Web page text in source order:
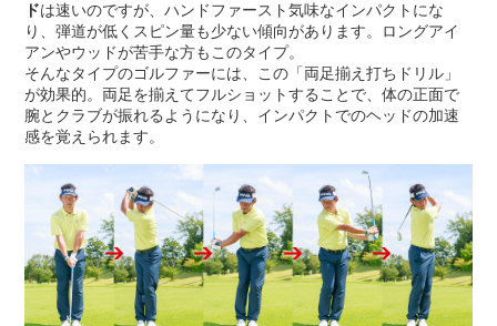
ドは速いのですが、ハンドファースト気味なインパクトにな
り、弾道が低くスピン量も少ない傾向があります。ロングアイ
アンやウッドが苦手な方もこのタイプ。
そんなタイプのゴルファーには、この「両足揃え打ちドリル」
が効果的。両足を揃えてフルショットすることで、体の正面で
腕とクラブが振れるようになり、インパクトでのヘッドの加速
感を覚えられます。